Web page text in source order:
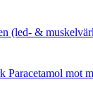
(led- &
Paracetamol mot